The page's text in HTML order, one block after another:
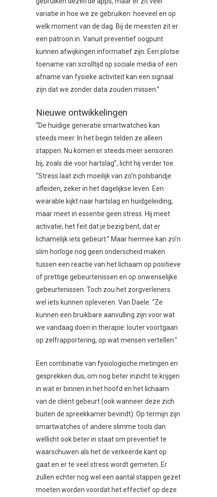
variatie in hoe we ze gebruiken: hoeveel en op
welk moment van de dag. Bij de meesten zit er
een patroon in. Vanuit preventief oogpunt
kunnen afwijkingen informatief zijn. Een plotse
toename van scrolltijd op sociale media of een
afname van fysieke activiteit kan een signaal
zijn dat we zonder data zouden missen.”
Nieuwe ontwikkelingen
“De huidige generatie smartwatches kan
steeds meer. In het begin telden ze alleen
stappen. Nu komen er steeds meer sensoren
bij, zoals die voor hartslag”, licht hij verder toe.
“Stress laat zich moeilijk van zo’n polsbandje
afleiden, zeker in het dagelijkse leven. Een
wearable kijkt naar hartslag en huidgeleiding,
maar meet in essentie geen stress. Hij meet
activatie, het feit dat je bezig bent, dat er
lichamelijk iets gebeurt.” Maar hiermee kan zo’n
slim horloge nog geen onderscheid maken
tussen een reactie van het lichaam op positieve
of prettige gebeurtenissen en op onwenselijke
gebeurtenissen. Toch zou het zorgverleners
wel iets kunnen opleveren. Van Daele: “Ze
kunnen een bruikbare aanvulling zijn voor wat
we vandaag doen in therapie: louter voortgaan
op zelfrapportering, op wat mensen vertellen.”
Een combinatie van fysiologische metingen en
gesprekken dus, om nog beter inzicht te krijgen
in wat er binnen in het hoofd en het lichaam
van de cliënt gebeurt (ook wanneer deze zich
buiten de spreekkamer bevindt). Op termijn zijn
smartwatches of andere slimme tools dan
wellicht ook beter in staat om preventief te
waarschuwen als het de verkeerde kant op
gaat en er te veel stress wordt gemeten. Er
zullen echter nog wel een aantal stappen gezet
moeten worden voordat het effectief op deze